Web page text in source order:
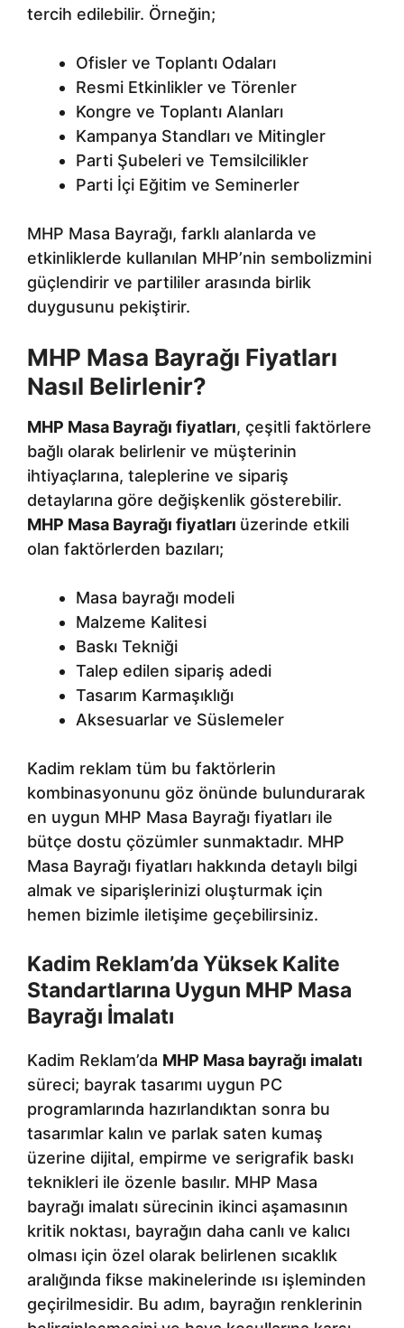
tercih edilebilir. Örneğin;
Ofisler ve Toplantı Odaları
Resmi Etkinlikler ve Törenler
Kongre ve Toplantı Alanları
Kampanya Standları ve Mitingler
Parti Şubeleri ve Temsilcilikler
Parti İçi Eğitim ve Seminerler
MHP Masa Bayrağı, farklı alanlarda ve
etkinliklerde kullanılan MHP’nin sembolizmini
güçlendirir ve partililer arasında birlik
duygusunu pekiştirir.
MHP Masa Bayrağı Fiyatları
Nasıl Belirlenir?
MHP Masa Bayrağı fiyatları, çeşitli faktörlere
bağlı olarak belirlenir ve müşterinin
ihtiyaçlarına, taleplerine ve sipariş
detaylarına göre değişkenlik gösterebilir.
MHP Masa Bayrağı fiyatları üzerinde etkili
olan faktörlerden bazıları;
Masa bayrağı modeli
Malzeme Kalitesi
Baskı Tekniği
Talep edilen sipariş adedi
Tasarım Karmaşıklığı
Aksesuarlar ve Süslemeler
Kadim reklam tüm bu faktörlerin
kombinasyonunu göz önünde bulundurarak
en uygun MHP Masa Bayrağı fiyatları ile
bütçe dostu çözümler sunmaktadır. MHP
Masa Bayrağı fiyatları hakkında detaylı bilgi
almak ve siparişlerinizi oluşturmak için
hemen bizimle iletişime geçebilirsiniz.
Kadim Reklam’da Yüksek Kalite
Standartlarına Uygun MHP Masa
Bayrağı İmalatı
Kadim Reklam’da MHP Masa bayrağı imalatı
süreci; bayrak tasarımı uygun PC
programlarında hazırlandıktan sonra bu
tasarımlar kalın ve parlak saten kumaş
üzerine dijital, empirme ve serigrafik baskı
teknikleri ile özenle basılır. MHP Masa
bayrağı imalatı sürecinin ikinci aşamasının
kritik noktası, bayrağın daha canlı ve kalıcı
olması için özel olarak belirlenen sıcaklık
aralığında fikse makinelerinde ısı işleminden
geçirilmesidir. Bu adım, bayrağın renklerinin